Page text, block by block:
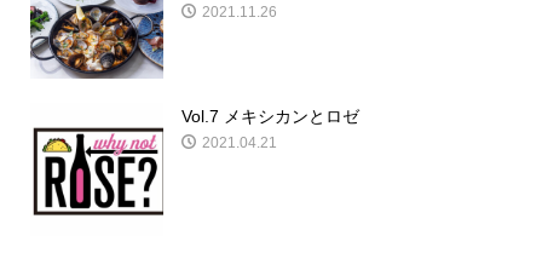
2021.11.26
Vol.7 メキシカンとロゼ
2021.04.21